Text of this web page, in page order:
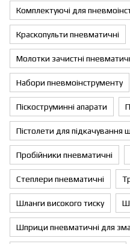
Комплектуючі для
Краскопульти пневматичні
Молотки зачистні
Набори пневмоінструменту
Піскоструминні апарати
Пістолети для підкачування
Пробійники пневматичні
Степлери пневматичні
Шланги високого тиску
Шприци пневматичні для